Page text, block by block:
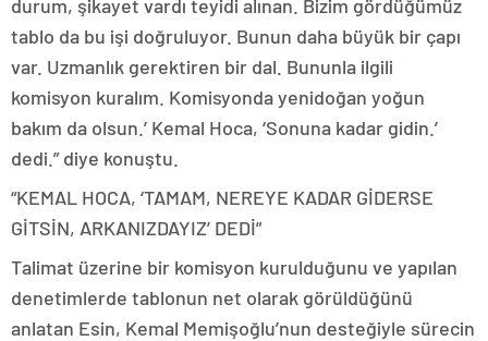
durum, şikayet vardı teyidi alınan. Bizim gördüğümüz
tablo da bu işi doğruluyor. Bunun daha büyük bir çapı
var. Uzmanlık gerektiren bir dal. Bununla ilgili
komisyon kuralım. Komisyonda yenidoğan yoğun
bakım da olsun.’ Kemal Hoca, ‘Sonuna kadar gidin.’
dedi.” diye konuştu.
“KEMAL HOCA, ‘TAMAM, NEREYE KADAR GİDERSE
GİTSİN, ARKANIZDAYIZ’ DEDİ”
Talimat üzerine bir komisyon kurulduğunu ve yapılan
denetimlerde tablonun net olarak görüldüğünü
anlatan Esin, Kemal Memişoğlu’nun desteğiyle sürecin